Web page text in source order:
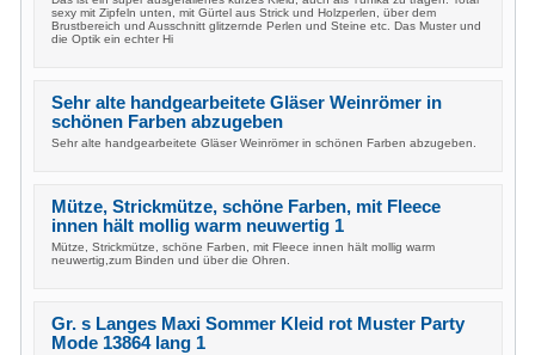
sexy mit Zipfeln unten, mit Gürtel aus Strick und Holzperlen, über dem
Brustbereich und Ausschnitt glitzernde Perlen und Steine etc. Das Muster und
die Optik ein echter Hi
Sehr alte handgearbeitete Gläser Weinrömer in
schönen Farben abzugeben
Sehr alte handgearbeitete Gläser Weinrömer in schönen Farben abzugeben.
Mütze, Strickmütze, schöne Farben, mit Fleece
innen hält mollig warm neuwertig 1
Mütze, Strickmütze, schöne Farben, mit Fleece innen hält mollig warm
neuwertig,zum Binden und über die Ohren.
Gr. s Langes Maxi Sommer Kleid rot Muster Party
Mode 13864 lang 1